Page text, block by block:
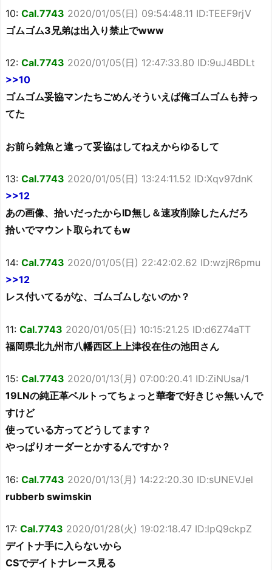
10: Cal.7743 2020/01/05(日) 09:54:48.11 ID:TEEF9rjV
ゴムゴム3兄弟は出入り禁止でwww
12: Cal.7743 2020/01/05(日) 12:47:33.80 ID:9uJ4BDLt
>>10
ゴムゴム妥協マンたちごめんそういえば俺ゴムゴムも持っ
てた
お前ら雑魚と違って妥協はしてねえからゆるして
13: Cal.7743 2020/01/05(日) 13:24:11.52 ID:Xqv97dnK
>>12
あの画像、拾いだったからID無し＆速攻削除したんだろ
拾いでマウント取られてもw
14: Cal.7743 2020/01/05(日) 22:42:02.62 ID:wzjR6pmu
>>12
レス付いてるがな、ゴムゴムしないのか？
11: Cal.7743 2020/01/05(日) 10:15:21.25 ID:d6Z74aTT
福岡県北九州市八幡西区上上津役在住の池田さん
15: Cal.7743 2020/01/13(月) 07:00:20.41 ID:ZiNUsa/1
19LNの純正革ベルトってちょっと華奢で好きじゃ無いんで
すけど
使っている方ってどうしてます？
やっぱりオーダーとかするんですか？
16: Cal.7743 2020/01/13(月) 14:22:20.30 ID:sUNEVJel
rubberb swimskin
17: Cal.7743 2020/01/28(火) 19:02:18.47 ID:lpQ9ckpZ
デイトナ手に入らないから
CSでデイトナレース見る